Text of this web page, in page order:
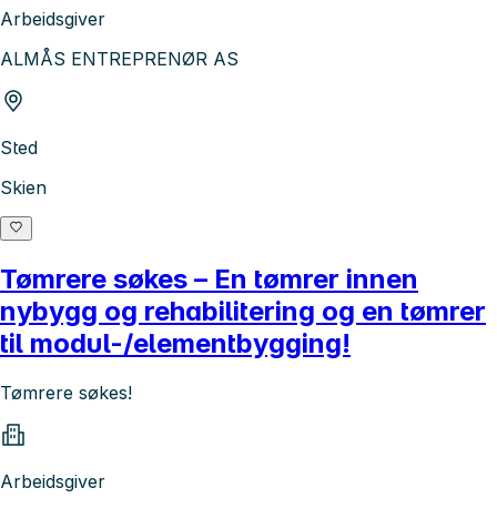
Arbeidsgiver
ALMÅS ENTREPRENØR AS
Sted
Skien
Tømrere søkes – En tømrer innen
nybygg og rehabilitering og en tømrer
til modul-/elementbygging!
Tømrere søkes!
Arbeidsgiver